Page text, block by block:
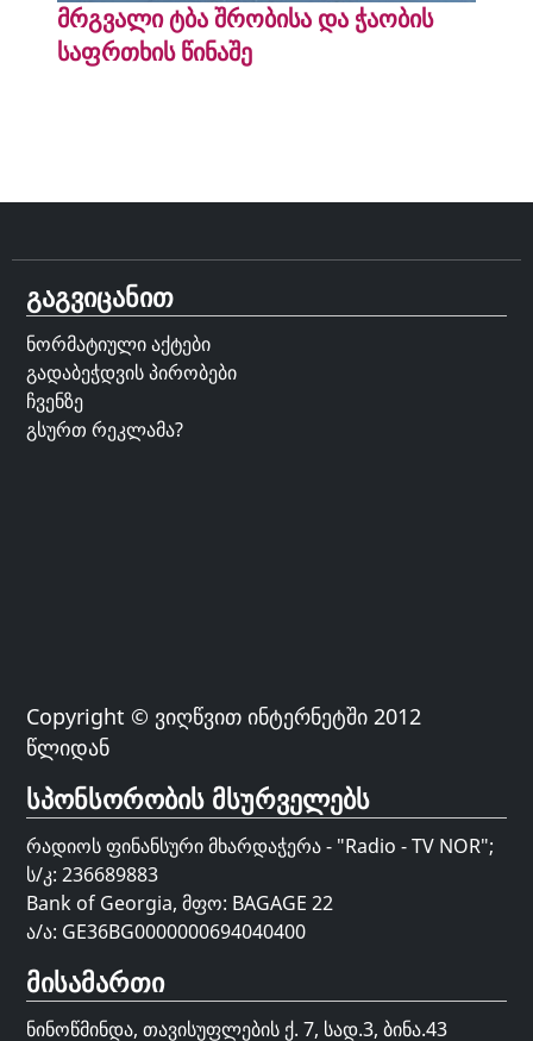
მრგვალი ტბა შრობისა და ჭაობის
საფრთხის წინაშე
გაგვიცანით
ნორმატიული აქტები
გადაბეჭდვის პირობები
ჩვენზე
გსურთ რეკლამა?
Copyright © ვიღწვით ინტერნეტში 2012
წლიდან
სპონსორობის მსურველებს
რადიოს ფინანსური მხარდაჭერა - "Radio - TV NOR";
ს/კ: 236689883
Bank of Georgia, მფო: BAGAGE 22
ა/ა: GE36BG0000000694040400
მისამართი
ნინოწმინდა, თავისუფლების ქ. 7, სად.3, ბინა.43